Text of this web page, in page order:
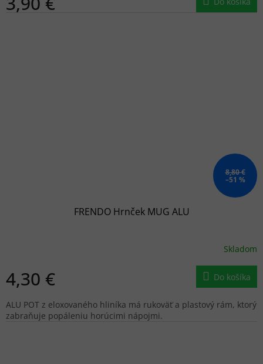
8,80 €
–51 %
FRENDO Hrnček MUG ALU
Skladom
4,30 € Do košíka
ALU POT z eloxovaného hliníka má rukoväť a plastový rám, ktorý
zabraňuje popáleniu horúcimi nápojmi.